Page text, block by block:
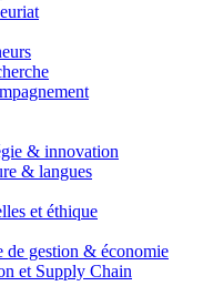
& innovation
& langues
et éthique
gestion & économie
et Supply Chain